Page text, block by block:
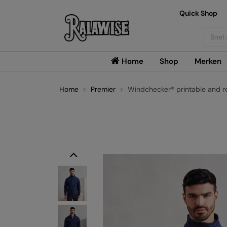
Home Shop Merken
Quick Shop
Home Premier Windchecker® printable and
Previous